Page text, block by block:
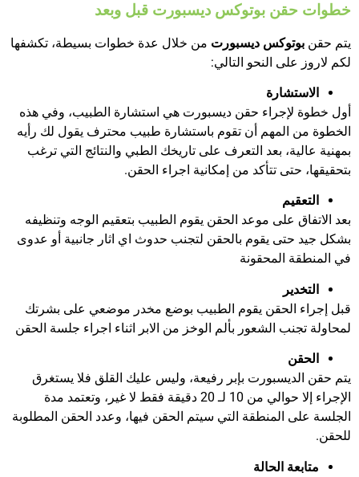
خطوات حقن بوتوكس ديسبورت قبل وبعد
يتم حقن بوتوكس ديسبورت من خلال عدة خطوات بسيطة، تكشفها
لكم لاروز على النحو التالي:
الاستشارة
أول خطوة لإجراء حقن ديسبورت هي استشارة الطبيب، وفي هذه
الخطوة من المهم أن تقوم باستشارة طبيب محترف يقول لك رأيه
بمهنية عالية، بعد التعرف على تاريخك الطبي والنتائج التي ترغب
بتحقيقها، حتى تتأكد من إمكانية اجراء الحقن.
التعقيم
بعد الاتفاق على موعد الحقن يقوم الطبيب بتعقيم الوجه وتنظيفه
بشكل جيد حتى يقوم بالحقن لتجنب حدوث اي اثار جانبية أو عدوى
في المنطقة المحقونة
التخدير
قبل إجراء الحقن يقوم الطبيب بوضع مخدر موضعي على بشرتك
لمحاولة تجنب الشعور بألم الوخز من الابر اثناء اجراء جلسة الحقن
الحقن
يتم حقن الديسبورت بإبر رفيعة، وليس عليك القلق فلا يستغرق
الإجراء إلا حوالي من 10 لـ 20 دقيقة فقط لا غير، وتعتمد مدة
الجلسة على المنطقة التي سيتم الحقن فيها، وعدد الحقن المطلوبة
للحقن.
متابعة الحالة